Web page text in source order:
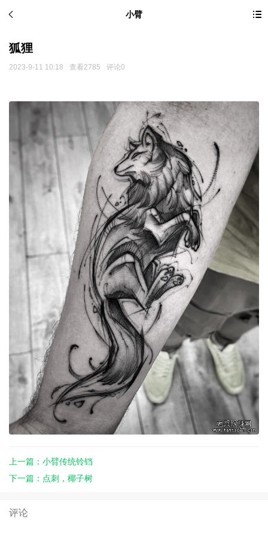
小臂
狐狸
2023-9-11 10:18 查看2785 评论0
上一篇：小臂传统铃铛
下一篇：点刺，椰子树